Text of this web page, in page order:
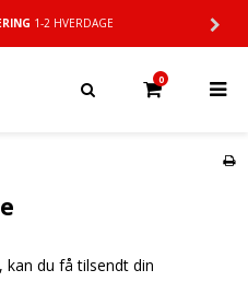
1-2 HVERDAGE
0
du få tilsendt din